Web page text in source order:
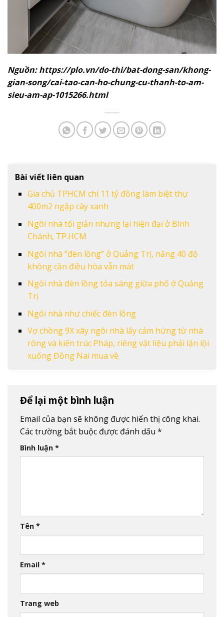
Nguồn: https://plo.vn/do-thi/bat-dong-san/khong-
gian-song/cai-tao-can-ho-chung-cu-thanh-to-am-
sieu-am-ap-1015266.html
Bài viết liên quan
Gia chủ TPHCM chi 11 tỷ đồng làm biệt thự
400m2 ngập cây xanh
Ngôi nhà tối giản nhưng lại hiện đại ở Bình
Chánh, TP.HCM
Ngôi nhà “đèn lồng” ở Quảng Trị, nắng 40 độ
không cần điều hòa vẫn mát
Ngôi nhà đèn lồng tỏa sáng giữa phố ở Quảng
Trị
Ngôi nhà như chiếc đèn lồng
Vợ chồng 9X xây ngôi nhà lấy cảm hứng từ nhà
rông và kiến trúc Pháp, riêng vật liệu phải lặn lội
xuống Đồng Nai mua về
Để lại một bình luận
Email của bạn sẽ không được hiển thị công khai.
Các trường bắt buộc được đánh dấu *
Bình luận *
Tên *
Email *
Trang web